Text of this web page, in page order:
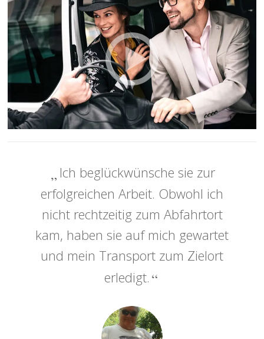
Ich beglückwünsche sie zur
erfolgreichen Arbeit. Obwohl ich
nicht rechtzeitig zum Abfahrtort
kam, haben sie auf mich gewartet
und mein Transport zum Zielort
erledigt.